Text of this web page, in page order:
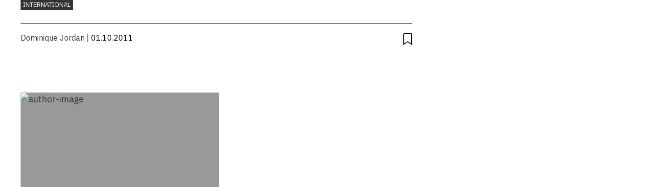
INTERNATIONAL
Dominique Jordan | 01.10.2011